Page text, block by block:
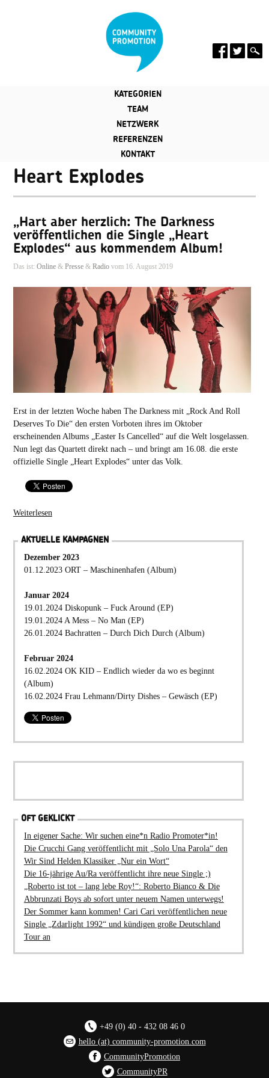
KATEGORIEN
TEAM
NETZWERK
REFERENZEN
KONTAKT
Heart Explodes
„Hart aber herzlich: The Darkness
veröffentlichen die Single „Heart
Explodes“ aus kommendem Album!
Das ist: Online& Presse& Radiovom 16. August 2019
Erst in der letzten Woche haben The Darkness mit „Rock And Roll
Deserves To Die“ den ersten Vorboten ihres im Oktober
erscheinenden Albums „Easter Is Cancelled“ auf die Welt losgelassen.
Nun legt das Quartett direkt nach – und bringt am 16.08. die erste
offizielle Single „Heart Explodes“ unter das Volk.
Weiterlesen
AKTUELLE KAMPAGNEN
Dezember 2023
01.12.2023 ORT – Maschinenhafen (Album)
Januar 2024
19.01.2024 Diskopunk – Fuck Around (EP)
19.01.2024 A Mess – No Man (EP)
26.01.2024 Bachratten – Durch Dich Durch (Album)
Februar 2024
16.02.2024 OK KID – Endlich wieder da wo es beginnt
(Album)
16.02.2024 Frau Lehmann/Dirty Dishes – Gewäsch (EP)
OFT GEKLICKT
In eigener Sache: Wir suchen eine*n Radio Promoter*in!
Die Crucchi Gang veröffentlicht mit „Solo Una Parola“ den
Wir Sind Helden Klassiker „Nur ein Wort“
Die 16-jährige Au/Ra veröffentlicht ihre neue Single ;)
„Roberto ist tot – lang lebe Roy!“: Roberto Bianco & Die
Abbrunzati Boys ab sofort unter neuem Namen unterwegs!
Der Sommer kann kommen! Cari Cari veröffentlichen neue
Single „Zdarlight 1992“ und kündigen große Deutschland
Tour an
+49 (0) 40 - 432 08 46 0
hello (at) community-promotion.com
CommunityPromotion
CommunityPR